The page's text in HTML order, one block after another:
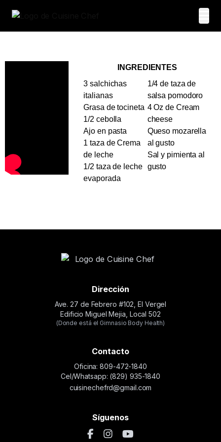
INGREDIENTES
3 salchichas
italianas
Grasa de tocineta
1/2 cebolla
Ajo en pasta
1 taza de Crema
de leche
1/2 taza de leche
evaporada
1/4 de taza de
salsa pomodoro
4 Oz de Cream
cheese
Queso mozarella
al gusto
Sal y pimienta al
gusto
Dirección
Ave. 27 de Febrero #102, El Vergel
Edificio Miguel Mejia, Local 502
(Donde está el Gimnasio Body Health)
Contacto
Oficina: 809-472-1840
Cel/Whatsapp: (829) 935-1840
cuisinechefrd@gmail.com
Síguenos